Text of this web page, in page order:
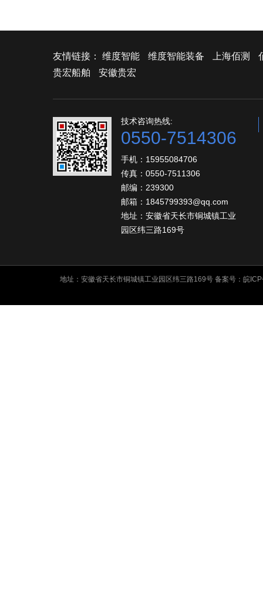
友情链接： 维度智能 维度智能装备 上海佰测
贵宏船舶
安徽贵宏
技术咨询热线:
0550-7514306
手机：15955084706
传真：0550-7511306
邮编：239300
邮箱：1845799393@qq.com
地址：安徽省天长市铜城镇工业
园区纬三路169号
地址：安徽省天长市铜城镇工业园区纬三路169号 备案号： 皖